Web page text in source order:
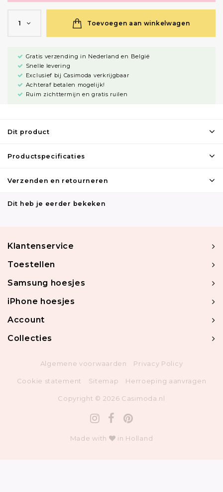
1 Toevoegen aan winkelwagen
Gratis verzending in Nederland en België
Snelle levering
Exclusief bij Casimoda verkrijgbaar
Achteraf betalen mogelijk!
Ruim zichttermijn en gratis ruilen
Dit product
Productspecificaties
Verzenden en retourneren
Dit heb je eerder bekeken
Klantenservice
Toestellen
Samsung hoesjes
iPhone hoesjes
Account
Collecties
Algemene voorwaarden Privacy Policy
Cookie statement Sitemap Herroeping aanvragen
Copyright © 2026 Casimoda.nl
Made with in Holland